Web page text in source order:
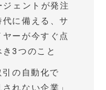
ジェントが発注
代に備える、サ
ヤーが今すぐ点
き3つのこと
引の自動化で